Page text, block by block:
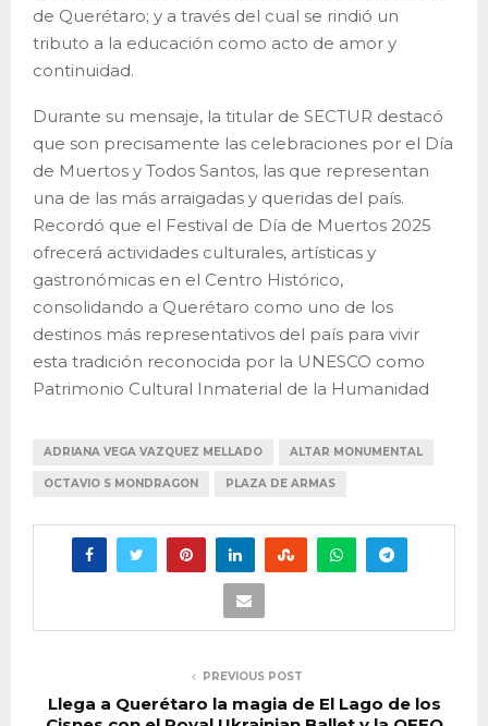
de Querétaro; y a través del cual se rindió un
tributo a la educación como acto de amor y
continuidad.
Durante su mensaje, la titular de SECTUR destacó
que son precisamente las celebraciones por el Día
de Muertos y Todos Santos, las que representan
una de las más arraigadas y queridas del país.
Recordó que el Festival de Día de Muertos 2025
ofrecerá actividades culturales, artísticas y
gastronómicas en el Centro Histórico,
consolidando a Querétaro como uno de los
destinos más representativos del país para vivir
esta tradición reconocida por la UNESCO como
Patrimonio Cultural Inmaterial de la Humanidad
ADRIANA VEGA VAZQUEZ MELLADO ALTAR MONUMENTAL
OCTAVIO S MONDRAGON PLAZA DE ARMAS
PREVIOUS POST
Llega a Querétaro la magia de El Lago de los